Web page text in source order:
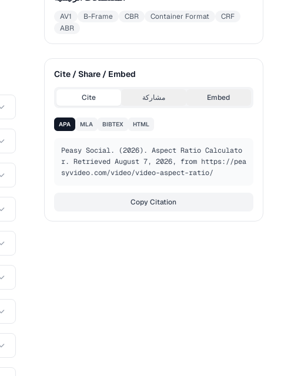
AV1 B-Frame CBR Container Format
CRF
ABR
Cite / Share / Embed
Cite مشاركة Embed
APA MLA BIBTEX HTML
Peasy Social. (2026). Aspect Ratio Calculato
r. Retrieved August 7, 2026, from https://pea
syvideo.com/video/video-aspect-ratio/
Copy Citation